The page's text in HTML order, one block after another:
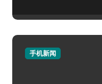
手机新闻